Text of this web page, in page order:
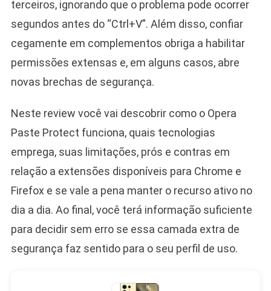
terceiros, ignorando que o problema pode ocorrer
segundos antes do “Ctrl+V”. Além disso, confiar
cegamente em complementos obriga a habilitar
permissões extensas e, em alguns casos, abre
novas brechas de segurança.
Neste review você vai descobrir como o Opera
Paste Protect funciona, quais tecnologias
emprega, suas limitações, prós e contras em
relação a extensões disponíveis para Chrome e
Firefox e se vale a pena manter o recurso ativo no
dia a dia. Ao final, você terá informação suficiente
para decidir sem erro se essa camada extra de
segurança faz sentido para o seu perfil de uso.